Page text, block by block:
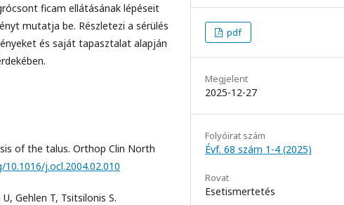
ficam ellátásának lépéseit
mutatja be. Részletezi a sérülés
és saját tapasztalat alapján
of the talus. Orthop Clin North
j.ocl.2004.02.010
Gehlen T, Tsitsilonis S.
pdf
Megjelent
2025-12-27
Folyóirat szám
Évf. 68 szám 1-4 (2025)
Rovat
Esetismertetés